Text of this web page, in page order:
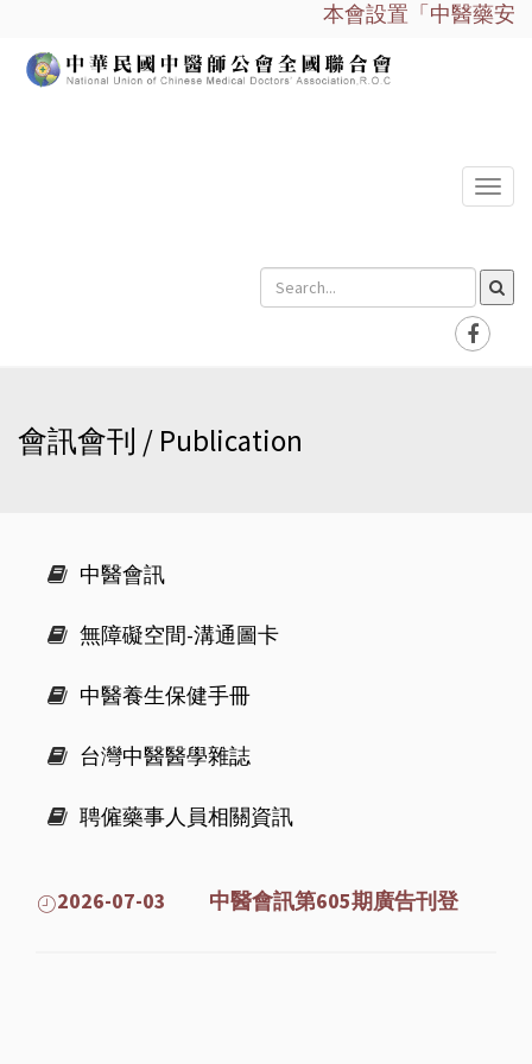
本會設置「中醫藥安
選
會訊會刊 / Publication
中醫會訊
無障礙空間-溝通圖卡
中醫養生保健手冊
台灣中醫醫學雜誌
聘僱藥事人員相關資訊
2026-07-03 中醫會訊第605期廣告刊登